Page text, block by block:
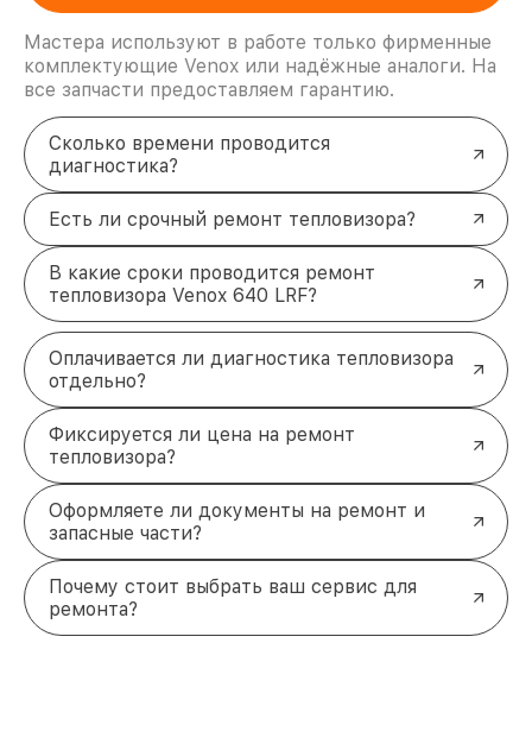
Мастера используют в работе только фирменные
комплектующие Venox или надёжные аналоги. На
все запчасти предоставляем гарантию.
Сколько времени проводится
диагностика?
Есть ли срочный ремонт тепловизора?
В какие сроки проводится ремонт
тепловизора Venox 640 LRF?
Оплачивается ли диагностика тепловизора
отдельно?
Фиксируется ли цена на ремонт
тепловизора?
Оформляете ли документы на ремонт и
запасные части?
Почему стоит выбрать ваш сервис для
ремонта?